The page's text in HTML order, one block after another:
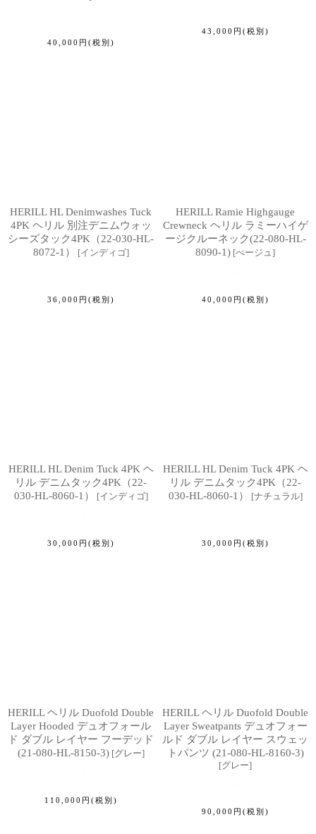
40,000 円 (税別)
43,000 円 (税別)
HERILL HL Denimwashes Tuck
4PK ヘリル 別注デニムウォッ
シーズタック4PK（22-030-HL-
8072-1）
[インディゴ]
36,000 円 (税別)
HERILL Ramie Highgauge
Crewneck ヘリル ラミーハイゲ
ージクルーネック(22-080-HL-
8090-1) [べージュ]
40,000 円 (税別)
HERILL HL Denim Tuck 4PK ヘ
リル デニムタック4PK（22-
030-HL-8060-1）
[インディゴ]
30,000 円 (税別)
HERILL HL Denim Tuck 4PK ヘ
リル デニムタック4PK（22-
030-HL-8060-1）
[ナチュラル]
30,000 円 (税別)
HERILL ヘリル Duofold Double
Layer Hooded デュオフォール
ド ダブル レイヤー フーデッド
(21-080-HL-8150-3) [グレー]
110,000 円 (税別)
HERILL ヘリル Duofold Double
Layer Sweatpants デュオフォー
ルド ダブル レイヤー スウェッ
トパンツ (21-080-HL-8160-3)
[グレー]
90,000 円 (税別)